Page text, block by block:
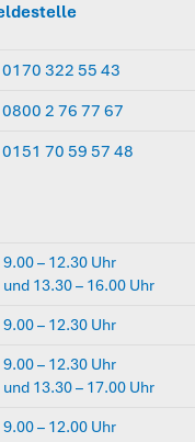
0170 322 55 43
0800 2 76 77 67
0151 70 59 57 48
9.00 – 12.30 Uhr
und 13.30 – 16.00 Uhr
9.00 – 12.30 Uhr
9.00 – 12.30 Uhr
und 13.30 – 17.00 Uhr
9.00 – 12.00 Uhr